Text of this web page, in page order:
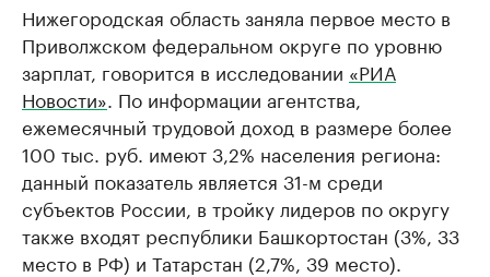
Нижегородская область заняла первое место в
Приволжском федеральном округе по уровню
зарплат, говорится в исследовании «РИА
Новости» . По информации агентства,
ежемесячный трудовой доход в размере более
100 тыс. руб. имеют 3,2% населения региона:
данный показатель является 31-м среди
субъектов России, в тройку лидеров по округу
также входят республики Башкортостан (3%, 33
место в РФ) и Татарстан (2,7%, 39 место).